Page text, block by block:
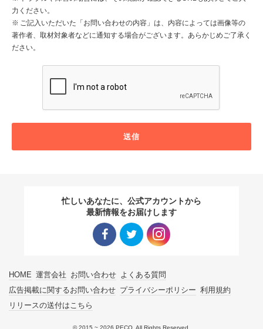
力ください。
ご記入いただいた「お問い合わせの内容」は、内容によっては画像等の
著作者、取材対象者などに通知する場合がございます。あらかじめご了承く
ださい。
送信
忙しいあなたに、公式アカウントから
最新情報をお届けします
HOME 運営会社 お問い合わせ よくある質問
広告掲載に関するお問い合わせ プライバシーポリシー 利用規約
リリースの送付はこちら
© 2015 ~ 2026 PECO. All Rights Reserved.